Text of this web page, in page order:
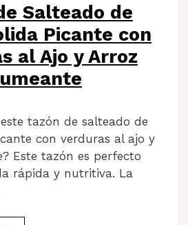
Salteado de
Picante con
al Ajo y Arroz
tazón de salteado de
con verduras al ajo y
Este tazón es perfecto
rápida y nutritiva. La